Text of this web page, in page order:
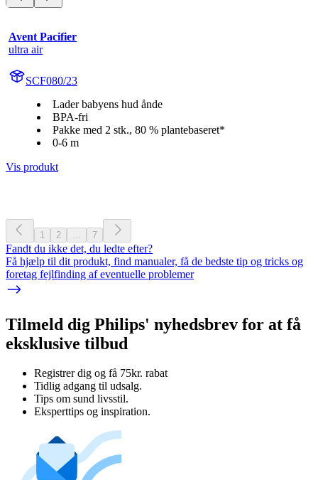
Avent Pacifier
ultra air
SCF080/23
Lader babyens hud ånde
BPA-fri
Pakke med 2 stk., 80 % plantebaseret*
0-6 m
Vis produkt
1 2 7
Fandt du ikke det, du ledte efter?
Få hjælp til dit produkt, find manualer, få de bedste tip og tricks og
foretag fejlfinding af eventuelle problemer
Tilmeld dig Philips' nyhedsbrev for at få
eksklusive tilbud
Registrer dig og få 75kr. rabat
Tidlig adgang til udsalg.
Tips om sund livsstil.
Eksperttips og inspiration.